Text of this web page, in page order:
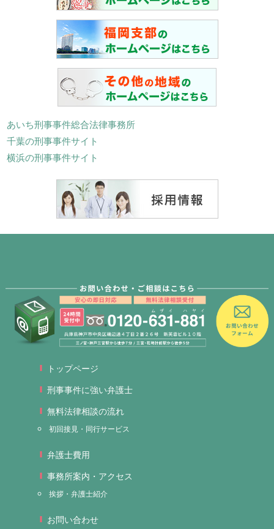
あいち刑事事件総合法律事務所
千葉の刑事事件サイト
横浜の刑事事件サイト
トップページ
刑事事件に強い弁護士
無料法律相談の流れ
初回接見・同行サービス
弁護士費用
事務所案内・アクセス
挨拶・弁護士紹介
お問い合わせ